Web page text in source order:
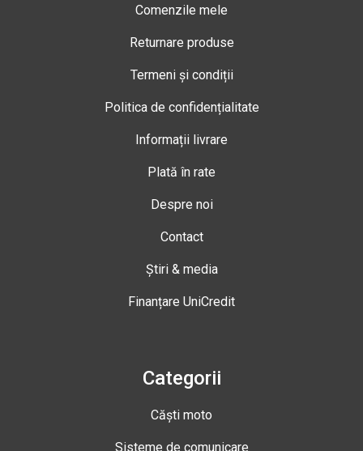
Comenzile mele
Returnare produse
Termeni și condiții
Politica de confidențialitate
Informații livrare
Plată în rate
Despre noi
Contact
Știri & media
Finanțare UniCredit
Categorii
Căști moto
Sisteme de comunicare